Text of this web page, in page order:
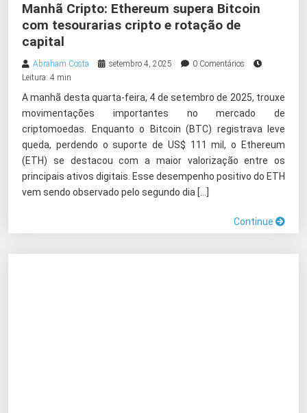
Manhã Cripto: Ethereum supera Bitcoin
com tesourarias cripto e rotação de
capital
Abraham Costa setembro 4, 2025
0 Comentários
Leitura: 4 min
A manhã desta quarta-feira, 4 de setembro de 2025, trouxe
movimentações importantes no mercado de
criptomoedas. Enquanto o Bitcoin (BTC) registrava leve
queda, perdendo o suporte de US$ 111 mil, o Ethereum
(ETH) se destacou com a maior valorização entre os
principais ativos digitais. Esse desempenho positivo do ETH
vem sendo observado pelo segundo dia […]
Continue